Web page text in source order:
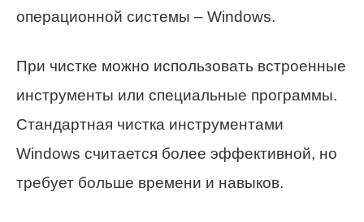
операционной системы – Windows.
При чистке можно использовать встроенные
инструменты или специальные программы.
Стандартная чистка инструментами
Windows считается более эффективной, но
требует больше времени и навыков.